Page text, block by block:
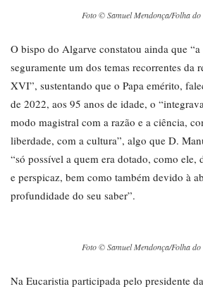
Foto © Samuel Mendonça/Folha
O bispo do Algarve constatou ainda que
seguramente um dos temas recorrentes da
XVI”, sustentando que o Papa emérito,
de 2022, aos 95 anos de idade, o
modo magistral com a razão e a ciência,
liberdade, com a cultura”, algo que D.
“só possível a quem era dotado, como
e perspicaz, bem como também devido à
profundidade do seu saber”.
Foto © Samuel Mendonça/Folha
Na Eucaristia participada pelo presidente